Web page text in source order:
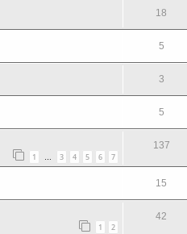
18
5
3
5
1 … 3 4 5 6 7
137
15
1 2
42